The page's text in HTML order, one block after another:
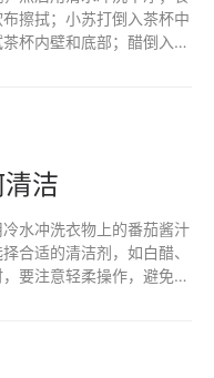
擦拭；小苏打倒入茶杯中
杯内壁和底部；醋倒入茶
洁
水冲洗衣物上的番茄酱汁
合适的清洁剂，如白醋、
要注意轻柔操作，避免对